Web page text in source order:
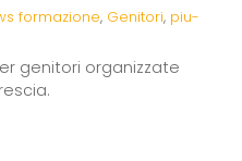
formazione, Genitori, piu-
genitori organizzate